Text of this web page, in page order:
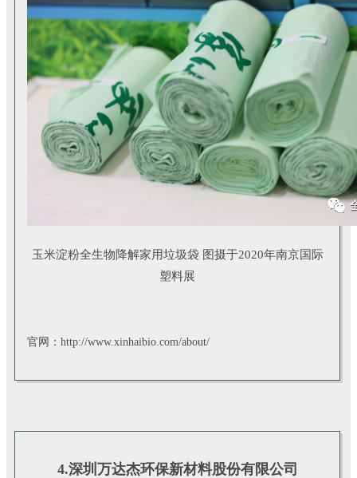
玉米淀粉全生物降解家用垃圾袋 图摄于2020年南京国际
塑料展
官网：http://www.xinhaibio.com/about/
4.深圳万达杰环保新材料股份有限公司